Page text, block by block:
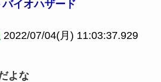
イオハザード
2022/07/04(月) 11:03:37.929
よな